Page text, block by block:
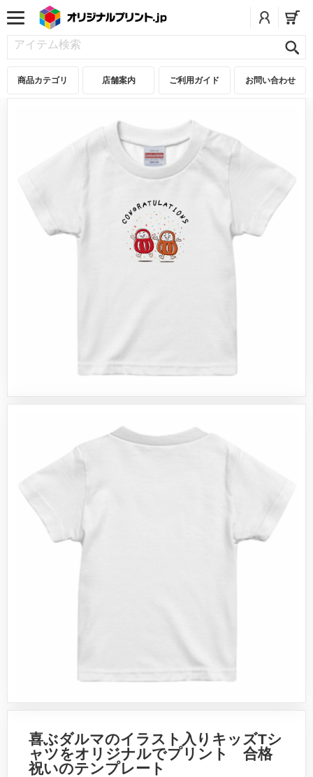
商品カテゴリ 店舗案内 ご利用ガイド お問い合わせ
喜ぶダルマのイラスト入りキッズTシ
ャツをオリジナルでプリント 合格
祝いのテンプレート